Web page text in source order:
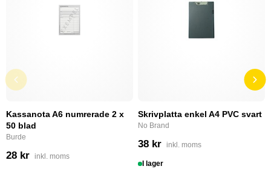
Kassanota A6 numrerade 2 x
50 blad
Burde
28 kr inkl. moms
Skrivplatta enkel A4 PVC svart
No Brand
38 kr inkl. moms
I lager